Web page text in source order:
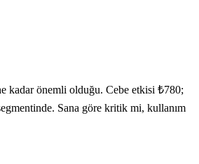
kadar önemli olduğu. Cebe etkisi ₺780;
Sana göre kritik mi, kullanım